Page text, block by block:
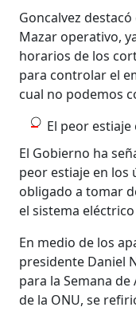
Goncalvez
Mazar operativo,
horarios de los
para controlar el
cual no podemos
El peor estiaje
El Gobierno ha
peor estiaje en los
obligado a tomar
el sistema
En medio de los
presidente Daniel
para la Semana
de la ONU, se